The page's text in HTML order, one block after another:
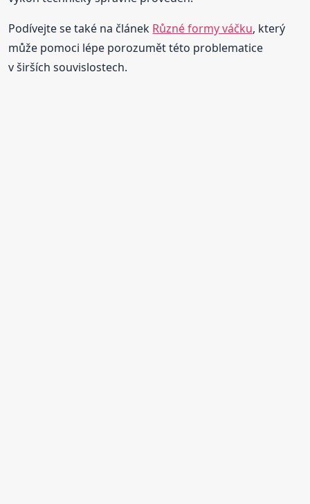
Podívejte se také na článek Různé formy váčku, který
může pomoci lépe porozumět této problematice
v širších souvislostech.